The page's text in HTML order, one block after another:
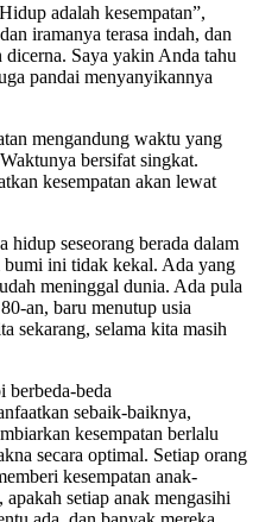
adalah kesempatan”,
iramanya terasa indah, dan
dicerna. Saya yakin Anda tahu
pandai menyanyikannya
mengandung waktu yang
bersifat singkat.
kesempatan akan lewat
hidup seseorang berada dalam
ini tidak kekal. Ada yang
meninggal dunia. Ada pula
an, baru menutup usia
sekarang, selama kita masih
berbeda-beda
sebaik-baiknya,
kesempatan berlalu
secara optimal. Setiap orang
kesempatan anak-
setiap anak mengasihi